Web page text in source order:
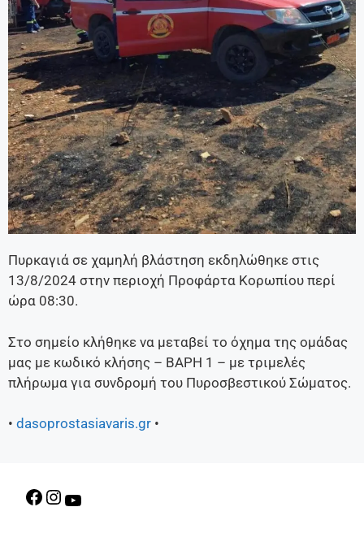
Πυρκαγιά σε χαμηλή βλάστηση εκδηλώθηκε στις
13/8/2024 στην περιοχή Προφάρτα Κορωπίου περί
ώρα 08:30.
Στο σημείο κλήθηκε να μεταβεί το όχημα της ομάδας
μας με κωδικό κλήσης – ΒΑΡΗ 1 – με τριμελές
πλήρωμα για συνδρομή του Πυροσβεστικού Σώματος.
• dasoprostasiavaris.gr •